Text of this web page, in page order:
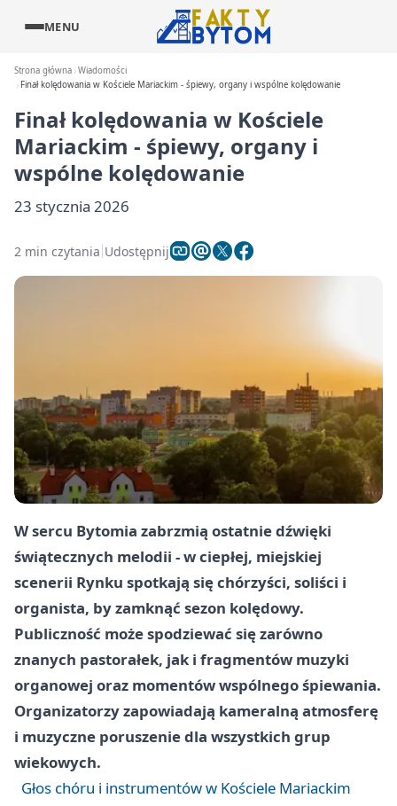
MENU
Strona główna Wiadomości
Finał kolędowania w Kościele Mariackim - śpiewy, organy i wspólne kolędowanie
Finał kolędowania w Kościele
Mariackim - śpiewy, organy i
wspólne kolędowanie
23 stycznia 2026
2 min czytania Udostępnij
W sercu Bytomia zabrzmią ostatnie dźwięki
świątecznych melodii - w ciepłej, miejskiej
scenerii Rynku spotkają się chórzyści, soliści i
organista, by zamknąć sezon kolędowy.
Publiczność może spodziewać się zarówno
znanych pastorałek, jak i fragmentów muzyki
organowej oraz momentów wspólnego śpiewania.
Organizatorzy zapowiadają kameralną atmosferę
i muzyczne poruszenie dla wszystkich grup
wiekowych.
Głos chóru i instrumentów w Kościele Mariackim